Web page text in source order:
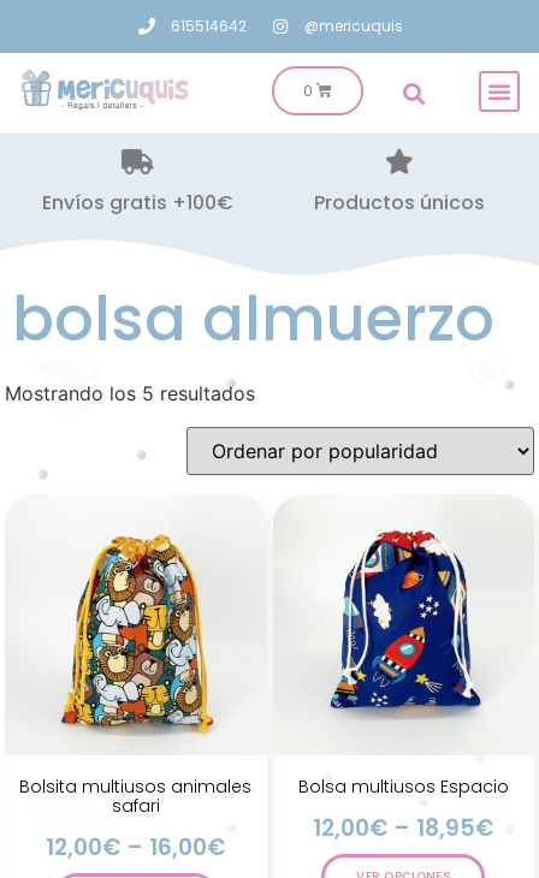
615514642 @mericuquis
Envíos gratis +100€ Productos únicos
bolsa almuerzo
Mostrando los 5 resultados
Bolsita multiusos animales
safari
12,00€ – 16,00€
Bolsa multiusos Espacio
12,00€ – 18,95€